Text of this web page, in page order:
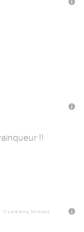
!!
Il y a 6 ans, 10 mois